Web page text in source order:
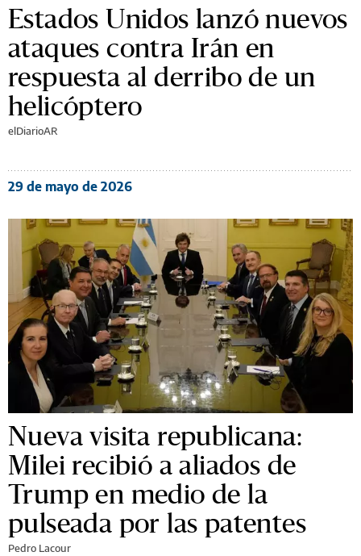
Estados Unidos lanzó nuevos
ataques contra Irán en
respuesta al derribo de un
helicóptero
elDiarioAR
29 de mayo de 2026
Nueva visita republicana:
Milei recibió a aliados de
Trump en medio de la
pulseada por las patentes
Pedro Lacour